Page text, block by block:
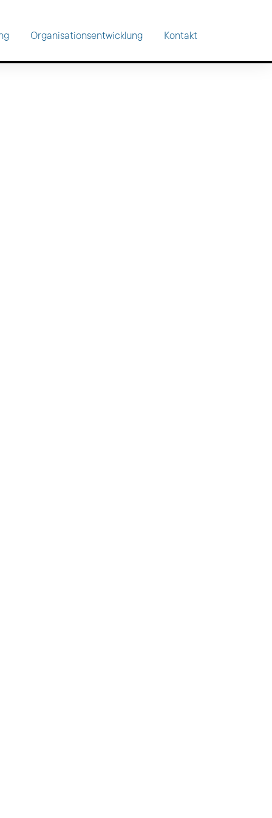
Organisationsentwicklung Kontakt